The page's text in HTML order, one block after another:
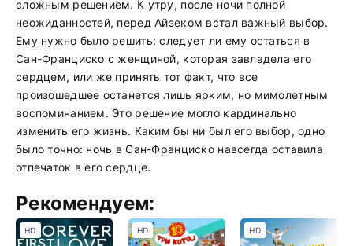
сложным решением. К утру, после ночи полной
неожиданностей, перед Айзеком встал важный выбор.
Ему нужно было решить: следует ли ему остаться в
Сан-Франциско с женщиной, которая завладела его
сердцем, или же принять тот факт, что все
произошедшее останется лишь ярким, но мимолетным
воспоминанием. Это решение могло кардинально
изменить его жизнь. Каким бы ни был его выбор, одно
было точно: ночь в Сан-Франциско навсегда оставила
отпечаток в его сердце.
Рекомендуем:
HD HD HD